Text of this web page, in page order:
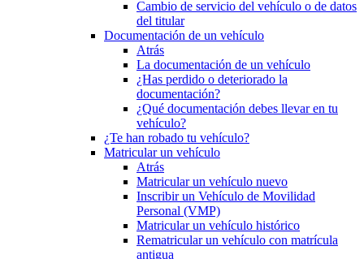
Cambio de servicio del vehículo o de datos
del titular
Documentación de un vehículo
Atrás
La documentación de un vehículo
¿Has perdido o deteriorado la
documentación?
¿Qué documentación debes llevar en tu
vehículo?
¿Te han robado tu vehículo?
Matricular un vehículo
Atrás
Matricular un vehículo nuevo
Inscribir un Vehículo de Movilidad
Personal (VMP)
Matricular un vehículo histórico
Rematricular un vehículo con matrícula
antigua